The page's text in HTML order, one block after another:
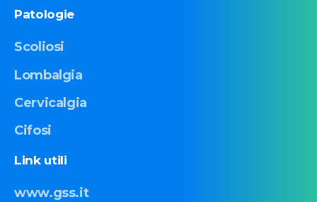
Patologie
Scoliosi
Lombalgia
Cervicalgia
Cifosi
Link utili
www.gss.it